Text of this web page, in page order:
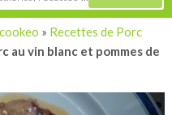
» Recettes de Porc
au vin blanc et pommes de